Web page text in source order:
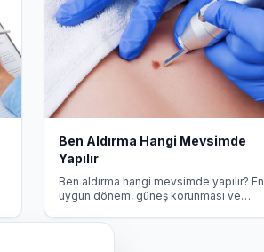
Ben Aldırma Hangi Mevsimde
Yapılır
Ben aldırma hangi mevsimde yapılır? En
uygun dönem, güneş korunması ve
önerileri.